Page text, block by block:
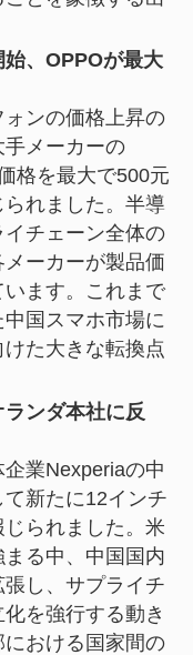
、OPPOが最大
ンの価格上昇の
メーカーの
格を最大で500元
れました。半導
チェーン全体の
ーカーが製品価
ます。これまで
国スマホ市場に
た大きな転換点
ンダ本社に反
業Nexperiaの中
新たに12インチ
られました。米
る中、中国国内
し、サプライチ
を強行する動き
おける国家間の